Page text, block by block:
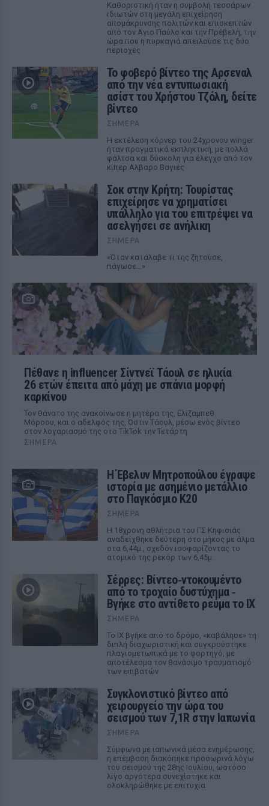
Καθοριστική ήταν η συμβολή τεσσάρων
ιδιωτών στη μεγάλη επιχείρηση
απομάκρυνσης πολιτών και επισκεπτών
από τον Αγιο Παύλο και την Πρέβελη, την
ώρα που η πυρκαγιά απειλούσε τις δύο
περιοχές
Το φοβερό βίντεο της Αρσεναλ
από την νέα εντυπωσιακή
ασίστ του Χρήστου Τζόλη, δείτε
βίντεο
ΣΉΜΕΡΑ
Η εκτέλεση κόρνερ του 24χρονου winger
ήταν πραγματικά εκπληκτική, με πολλά
φάλτσα και δύσκολη για έλεγχο από τον
κίπερ Αλβαρο Βαγιές
Σοκ στην Κρήτη: Τουρίστας
επιχείρησε να χρηματίσει
υπάλληλο για του επιτρέψει να
ασελγήσει σε ανήλικη
ΣΉΜΕΡΑ
«Όταν κατάλαβε τι της ζητούσε,
πάγωσε...»
Πέθανε η influencer Σίντνεϊ Τάουλ σε ηλικία
26 ετών έπειτα από μάχη με σπάνια μορφή
καρκίνου
Τον θάνατο της ανακοίνωσε η μητέρα της, Ελίζαμπεθ
Μόροου, και ο αδελφός της, Όστιν Τάουλ, μέσω ενός βίντεο
στον λογαριασμό της στο TikTok την Τετάρτη
ΣΉΜΕΡΑ
Η Έβελυν Μητροπούλου έγραψε
ιστορία με ασημένιο μετάλλιο
στο Παγκόσμιο Κ20
ΣΉΜΕΡΑ
Η 18χρονη αθλήτρια του ΓΣ Κηφισιάς
αναδείχθηκε δεύτερη στο μήκος με άλμα
στα 6,44μ., σχεδόν ισοφαρίζοντας το
ατομικό της ρεκόρ των 6,45μ.
Σέρρες: Βίντεο‑ντοκουμέντο
από το τροχαίο δυστύχημα ‑
Βγήκε στο αντίθετο ρεύμα το ΙΧ
ΣΉΜΕΡΑ
Το ΙΧ βγήκε από το δρόμο, «καβάλησε» τη
διπλή διαχωριστική και συγκρούστηκε
πλαγιομετωπικά με το φορτηγό, με
αποτέλεσμα τον θανάσιμο τραυματισμό
των επιβατών
Συγκλονιστικό βίντεο από
χειρουργείο την ώρα του
σεισμού των 7,1R στην Ιαπωνία
ΣΉΜΕΡΑ
Σύμφωνα με ιαπωνικά μέσα ενημέρωσης,
η επέμβαση διακόπηκε προσωρινά λόγω
του σεισμού της 28ης Ιουλίου, ωστόσο
λίγο αργότερα συνεχίστηκε και
ολοκληρώθηκε με επιτυχία